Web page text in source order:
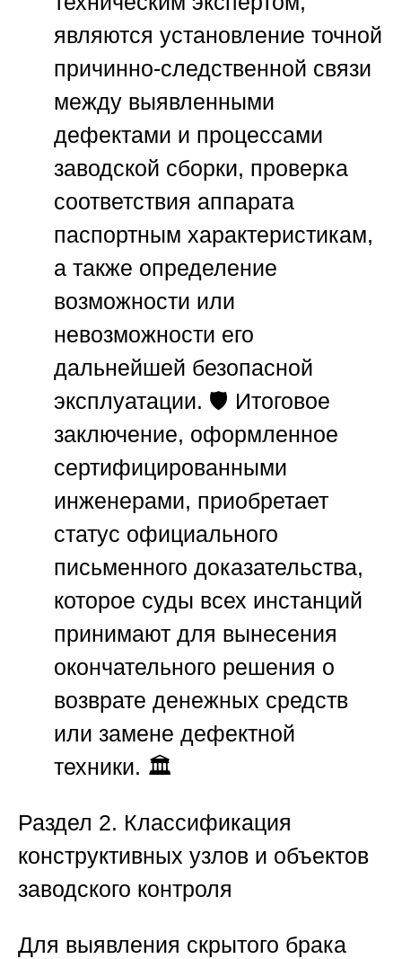
являются установление точной
причинно-следственной связи
между выявленными
дефектами и процессами
заводской сборки, проверка
соответствия аппарата
паспортным характеристикам,
а также определение
возможности или
невозможности его
дальнейшей безопасной
эксплуатации. 🛡️ Итоговое
заключение, оформленное
сертифицированными
инженерами, приобретает
статус официального
письменного доказательства,
которое суды всех инстанций
принимают для вынесения
окончательного решения о
возврате денежных средств
или замене дефектной
техники. 🏛️
Раздел 2. Классификация
конструктивных узлов и объектов
заводского контроля
Для выявления скрытого брака